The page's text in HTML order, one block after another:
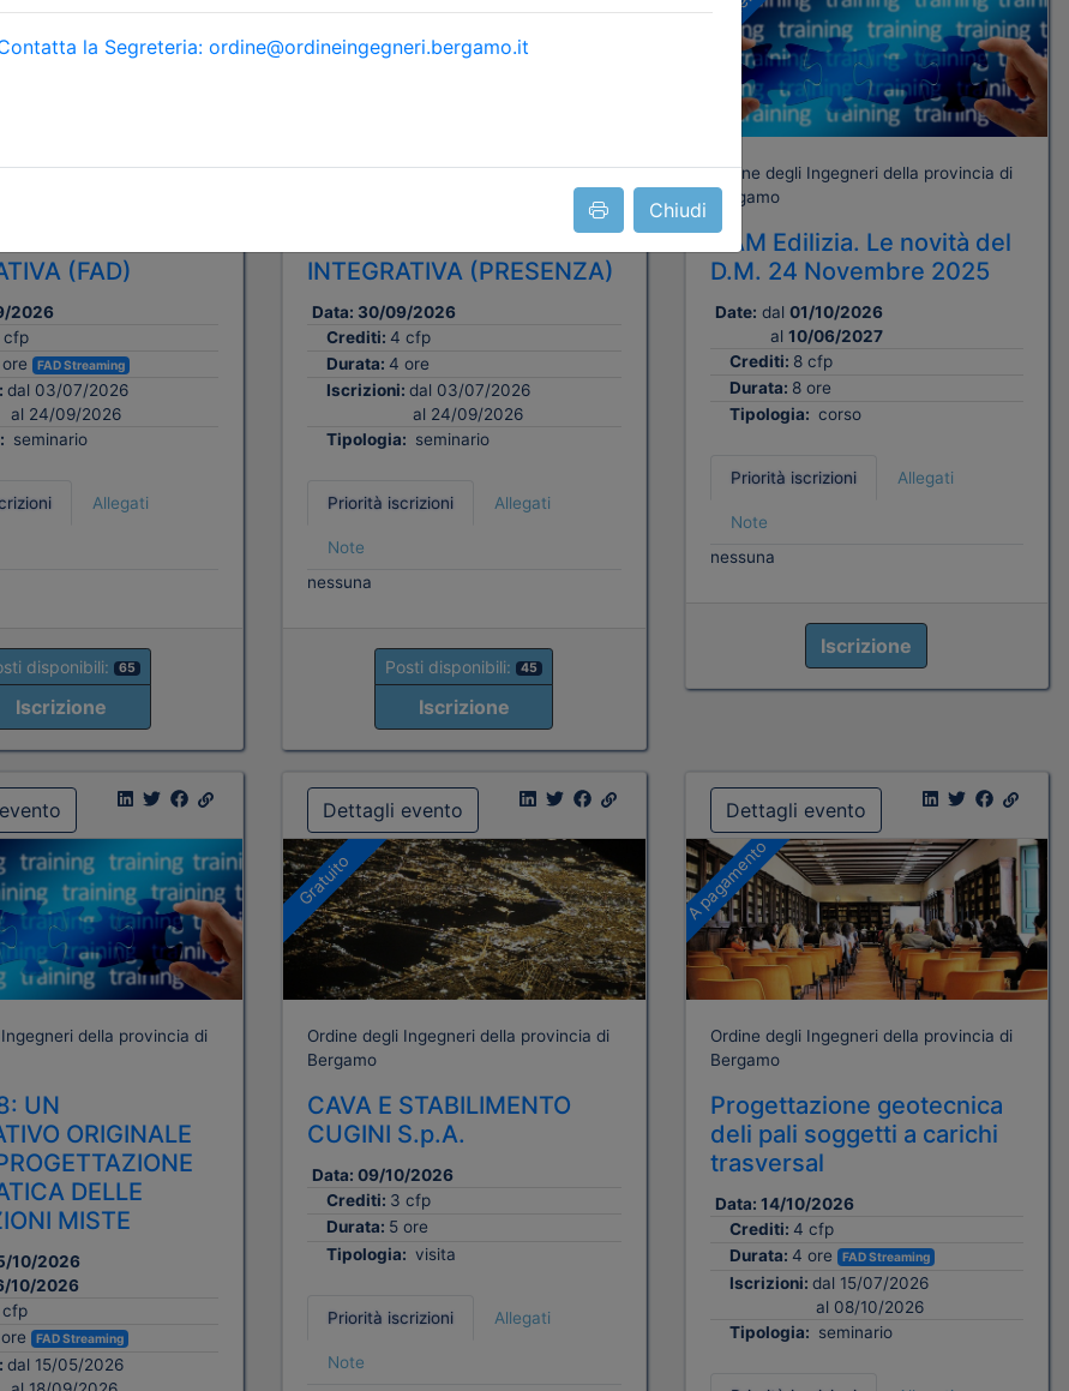
Chiudi
della provincia di
(FAD)
2026
cfp
FAD Streaming
dal 03/07/2026
al 24/09/2026
seminario
Allegati
disponibili: 65
Iscrizione
Ordine degli Ingegneri della provincia di
INTEGRATIVA (PRESENZA)
Data: 30/09/2026
Crediti: 4 cfp
Durata: 4 ore
Iscrizioni: dal 03/07/2026
al 24/09/2026
Tipologia: seminario
Priorità iscrizioni Allegati
Note
nessuna
Posti disponibili: 45
Iscrizione
Ordine degli Ingegneri della provincia di
Bergamo
CAM Edilizia. Le novità del
D.M. 24 Novembre 2025
Date: dal 01/10/2026
al 10/06/2027
Crediti: 8 cfp
Durata: 8 ore
Tipologia: corso
Priorità iscrizioni Allegati
Note
nessuna
Iscrizione
della provincia di
UN
ORIGINALE
DELLE
MISTE
10/2026
10/2026
cfp
FAD Streaming
dal 15/05/2026
Dettagli evento
Gratuito
Ordine degli Ingegneri della provincia di
Bergamo
CAVA E STABILIMENTO
CUGINI S.p.A.
Data: 09/10/2026
Crediti: 3 cfp
Durata: 5 ore
Tipologia: visita
Priorità iscrizioni Allegati
Note
Dettagli evento
A pagamento
Ordine degli Ingegneri della provincia di
Bergamo
Progettazione geotecnica
deli pali soggetti a carichi
trasversal
Data: 14/10/2026
Crediti: 4 cfp
Durata: 4 ore FAD Streaming
Iscrizioni: dal 15/07/2026
al 08/10/2026
Tipologia: seminario